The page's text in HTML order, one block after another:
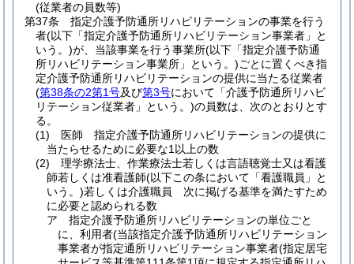
(従業者の員数等)
第37条
指定介護予防通所リハビリテーションの事業を行う
者(以下「指定介護予防通所リハビリテーション事業者」と
いう。)が、当該事業を行う事業所(以下「指定介護予防通
所リハビリテーション事業所」という。)ごとに置くべき指
定介護予防通所リハビリテーションの提供に当たる従業者
(第38条の2第1号及び第3号において「介護予防通所リハビ
リテーション従業者」という。)の員数は、次のとおりとす
る。
(1)
医師 指定介護予防通所リハビリテーションの提供に
当たらせるために必要な1以上の数
(2)
理学療法士、作業療法士若しくは言語聴覚士又は看護
師若しくは准看護師(以下この条において「看護職員」と
いう。)若しくは介護職員 次に掲げる基準を満たすため
に必要と認められる数
ア
指定介護予防通所リハビリテーションの単位ごと
に、利用者(当該指定介護予防通所リハビリテーション
事業者が指定通所リハビリテーション事業者(指定居宅